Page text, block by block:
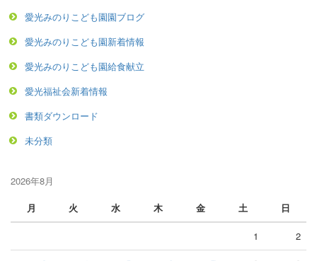
愛光みのりこども園園ブログ
愛光みのりこども園新着情報
愛光みのりこども園給食献立
愛光福祉会新着情報
書類ダウンロード
未分類
2026年8月
月
火 水 木 金 土 日
1 2